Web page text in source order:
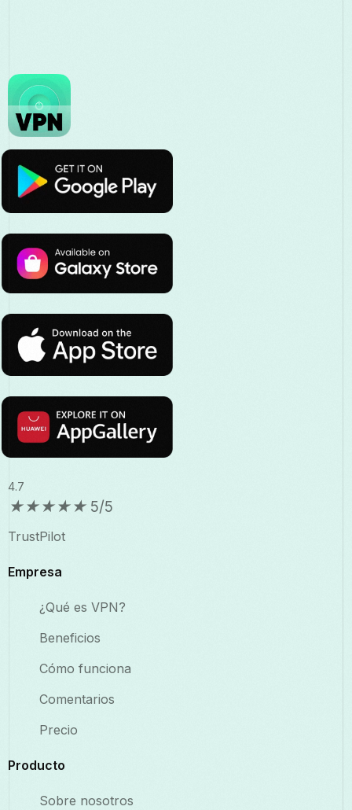
4.7
★★★★★ 5/5
TrustPilot
Empresa
¿Qué es VPN?
Beneficios
Cómo funciona
Comentarios
Precio
Producto
Sobre nosotros